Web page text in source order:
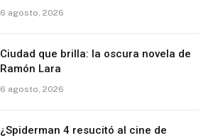
6 agosto, 2026
Ciudad que brilla: la oscura novela de
Ramón Lara
6 agosto, 2026
¿Spiderman 4 resucitó al cine de